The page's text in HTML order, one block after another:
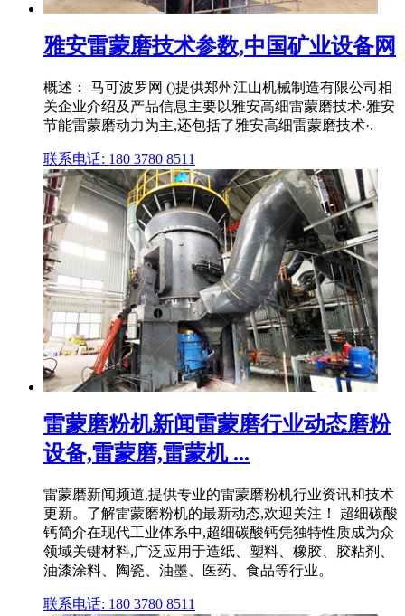
雅安雷蒙磨技术参数,中国矿业设备网
概述： 马可波罗网 ()提供郑州江山机械制造有限公司相
关企业介绍及产品信息主要以雅安高细雷蒙磨技术·雅安
节能雷蒙磨动力为主,还包括了雅安高细雷蒙磨技术·.
联系电话: 180 3780 8511
雷蒙磨粉机新闻雷蒙磨行业动态磨粉
设备,雷蒙磨,雷蒙机 ...
雷蒙磨新闻频道,提供专业的雷蒙磨粉机行业资讯和技术
更新。了解雷蒙磨粉机的最新动态,欢迎关注！ 超细碳酸
钙简介在现代工业体系中,超细碳酸钙凭独特性质成为众
领域关键材料,广泛应用于造纸、塑料、橡胶、胶粘剂、
油漆涂料、陶瓷、油墨、医药、食品等行业。
联系电话: 180 3780 8511